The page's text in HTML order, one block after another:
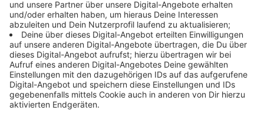
360.000 Menschen; darunter zum ersten Mal gut 7.100
Sechzehn- und Siebzehnjährige. Die Wahlbeteiligung im
Kreis Mettmann lag bei rund 65 Prozent.
Mehr als 900 freie Ausbildungsplätze
Im Kreis Mettmann gibt es aktuell etwa 900 freie